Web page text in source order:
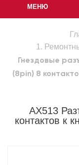
МЕНЮ
1.
Гнездовые
(8pin) 8
AX513
контактов к